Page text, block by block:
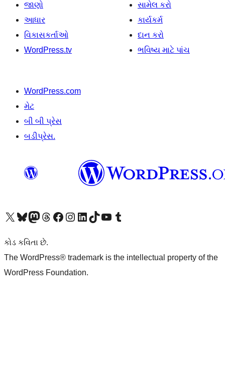
જાણો
આધાર
વિકાસકર્તાઓ
WordPress.tv
સામેલ કરો
કાર્યકર્મ
દાન કરો
ભવિષ્ય માટે પાંચ
WordPress.com
મેટ
બી બી પ્રેસ
બડીપ્રેસ.
અમારા X (અગાઉ ટ્વિટર) એકાઉન્ટની મુલાકાત લોઅમારા Bluesky એકાઉન્ટની મુલાકાત લોઅમારા માસ્ટોડોન એકાઉન્ટની મુલાકાત લોઅમારા Threads એકાઉન્ટની મુલાકાત લો અમારા ફેસબુક પેજની મુલાકાત લોઅમારા ઇન્સ્ટાગ્રામ એકાઉન્ટની મુલાકાત લો અમારા LinkedIn એકાઉન્ટની મુલાકાત લોઅમારા TikTok એકાઉન્ટની મુલાકાત લોઅમારી YouTube ચેનલની મુલાકાત લો અમારા Tumblr એકાઉન્ટની મુલાકાત લો
કોડ કવિતા છે.
The WordPress® trademark is the intellectual property of the
WordPress Foundation.